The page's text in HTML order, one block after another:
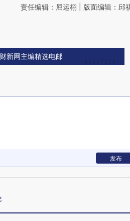
责任编辑：屈运栩 | 版面编辑：邱
新网主编精选电邮
发布